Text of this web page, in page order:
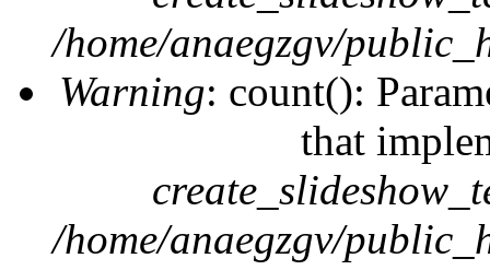
/home/anaegzgv/
Warning: count():
that
/home/anaegzgv/